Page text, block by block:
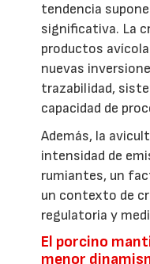
tendencia
significativa. La
productos
nuevas
trazabilidad,
capacidad de
Además, la
intensidad de
rumiantes, un
un contexto de
regulatoria y
El porcino
menor